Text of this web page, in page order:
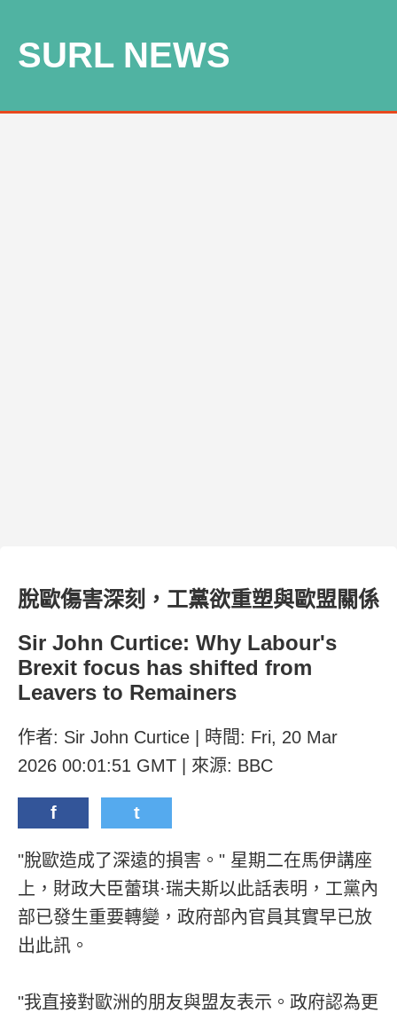
SURL NEWS
脫歐傷害深刻，工黨欲重塑與歐盟關係
Sir John Curtice: Why Labour's
Brexit focus has shifted from
Leavers to Remainers
作者: Sir John Curtice | 時間: Fri, 20 Mar
2026 00:01:51 GMT | 來源: BBC
f t
"脫歐造成了深遠的損害。" 星期二在馬伊講座
上，財政大臣蕾琪·瑞夫斯以此話表明，工黨內
部已發生重要轉變，政府部內官員其實早已放
出此訊。
"我直接對歐洲的朋友與盟友表示。政府認為更